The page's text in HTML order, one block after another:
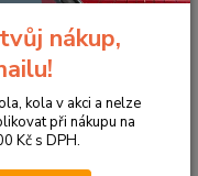
M1
BLACK
nákup,
kola v akci a nelze
při nákupu na
Kč s DPH.